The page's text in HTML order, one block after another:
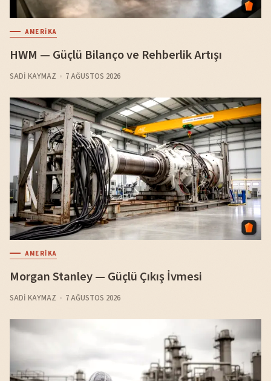
AMERIKA
HWM — Güçlü Bilanço ve Rehberlik Artışı
SADI KAYMAZ 7 AĞUSTOS 2026
AMERIKA
Morgan Stanley — Güçlü Çıkış İvmesi
SADI KAYMAZ 7 AĞUSTOS 2026